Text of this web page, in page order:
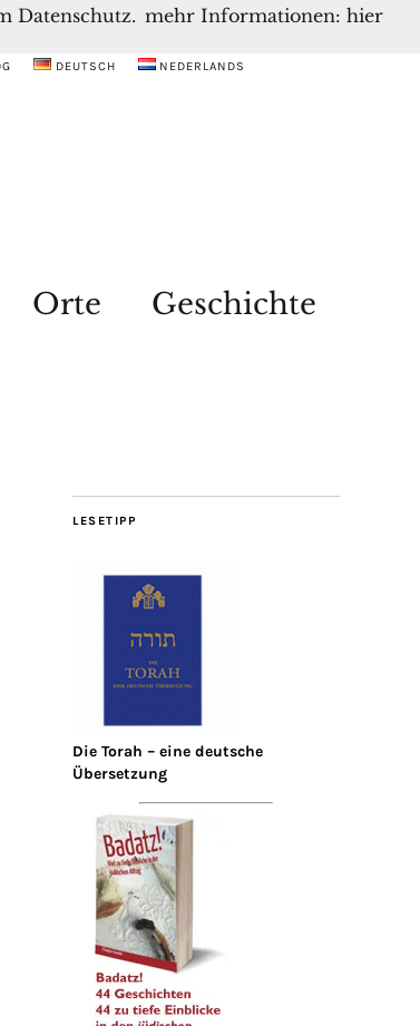
DEUTSCH NEDERLANDS
Orte
Geschichte
LESETIPP
Die Torah – eine deutsche
Übersetzung
Datenschutz. mehr Informationen: hier